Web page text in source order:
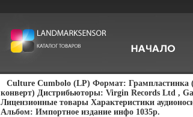
Culture Cumbolo (LP) Формат:
конверт) Дистрибьюторы: Virgin Records Ltd ,
Лицензионные товары Характеристики
Альбом: Импортное издание инфо 1035p.